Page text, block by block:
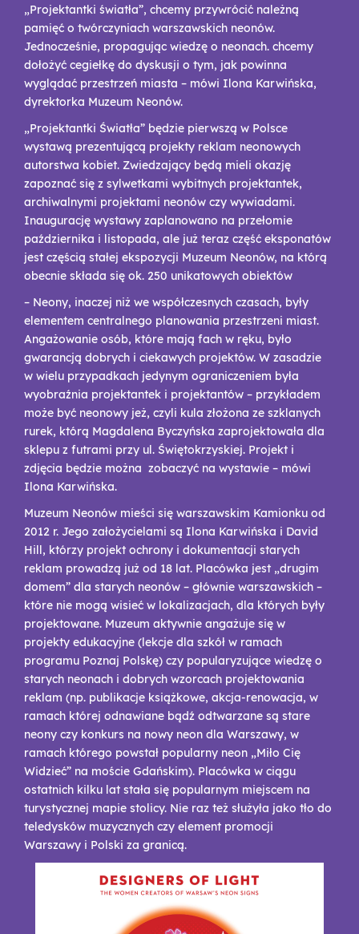
„Projektantki światła”, chcemy przywrócić należną
pamięć o twórczyniach warszawskich neonów.
Jednocześnie, propagując wiedzę o neonach. chcemy
dołożyć cegiełkę do dyskusji o tym, jak powinna
wyglądać przestrzeń miasta – mówi Ilona Karwińska,
dyrektorka Muzeum Neonów.
„Projektantki Światła” będzie pierwszą w Polsce
wystawą prezentującą projekty reklam neonowych
autorstwa kobiet. Zwiedzający będą mieli okazję
zapoznać się z sylwetkami wybitnych projektantek,
archiwalnymi projektami neonów czy wywiadami.
Inaugurację wystawy zaplanowano na przełomie
października i listopada, ale już teraz część eksponatów
jest częścią stałej ekspozycji Muzeum Neonów, na którą
obecnie składa się ok. 250 unikatowych obiektów
– Neony, inaczej niż we współczesnych czasach, były
elementem centralnego planowania przestrzeni miast.
Angażowanie osób, które mają fach w ręku, było
gwarancją dobrych i ciekawych projektów. W zasadzie
w wielu przypadkach jedynym ograniczeniem była
wyobraźnia projektantek i projektantów – przykładem
może być neonowy jeż, czyli kula złożona ze szklanych
rurek, którą Magdalena Byczyńska zaprojektowała dla
sklepu z futrami przy ul. Świętokrzyskiej. Projekt i
zdjęcia będzie można zobaczyć na wystawie – mówi
Ilona Karwińska.
Muzeum Neonów mieści się warszawskim Kamionku od
2012 r. Jego założycielami są Ilona Karwińska i David
Hill, którzy projekt ochrony i dokumentacji starych
reklam prowadzą już od 18 lat. Placówka jest „drugim
domem” dla starych neonów – głównie warszawskich –
które nie mogą wisieć w lokalizacjach, dla których były
projektowane. Muzeum aktywnie angażuje się w
projekty edukacyjne (lekcje dla szkół w ramach
programu Poznaj Polskę) czy popularyzujące wiedzę o
starych neonach i dobrych wzorcach projektowania
reklam (np. publikacje książkowe, akcja-renowacja, w
ramach której odnawiane bądź odtwarzane są stare
neony czy konkurs na nowy neon dla Warszawy, w
ramach którego powstał popularny neon „Miło Cię
Widzieć” na moście Gdańskim). Placówka w ciągu
ostatnich kilku lat stała się popularnym miejscem na
turystycznej mapie stolicy. Nie raz też służyła jako tło do
teledysków muzycznych czy element promocji
Warszawy i Polski za granicą.